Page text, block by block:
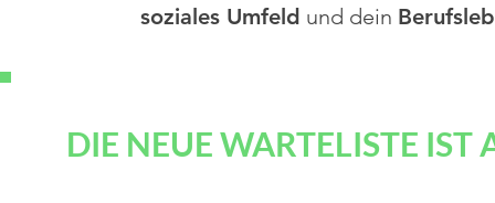
soziales Umfeld und dein
DIE NEUE WARTELISTE IST